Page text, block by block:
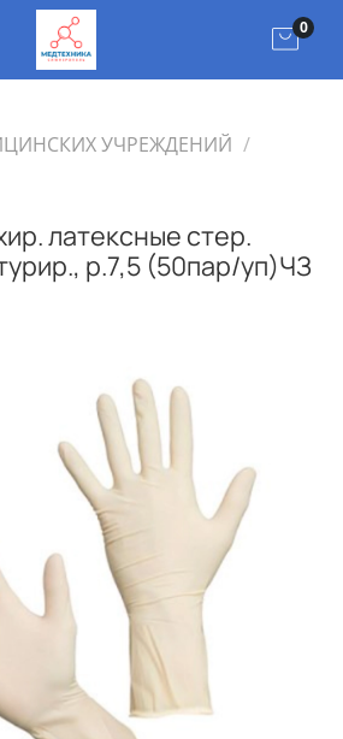
0
УЧРЕЖДЕНИЙ
латексные стер.
р.7,5 (50пар/уп)ЧЗ